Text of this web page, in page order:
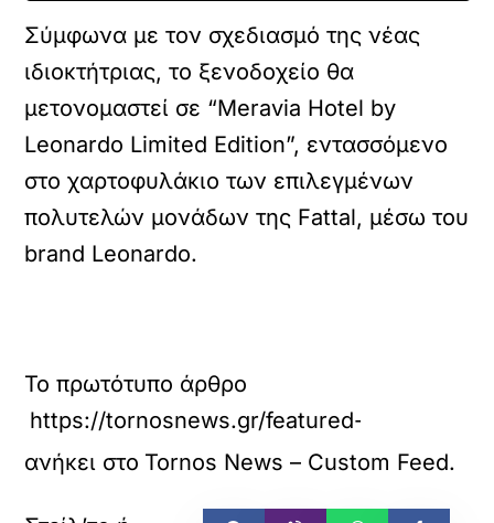
Σύμφωνα με τον σχεδιασμό της νέας
ιδιοκτήτριας, το ξενοδοχείο θα
μετονομαστεί σε “Meravia Hotel by
Leonardo Limited Edition”, εντασσόμενο
στο χαρτοφυλάκιο των επιλεγμένων
πολυτελών μονάδων της Fattal, μέσω του
brand Leonardo.
Το πρωτότυπο άρθρο
https://tornosnews.gr/featured-el/sti-
ανήκει στο Tornos News – Custom Feed.